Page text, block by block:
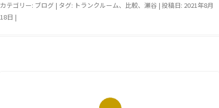
カテゴリー: ブログ | タグ: トランクルーム、 比較、 瀬谷 | 投稿日: 2021年8月
18日 |